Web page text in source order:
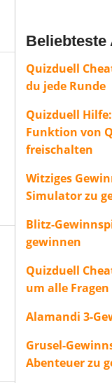
Beliebteste
Quizduell
du jede Runde
Quizduell
Funktion von
freischalten
Witziges
Simulator zu
Blitz-
gewinnen
Quizduell
um alle
Alamandi 3-
Grusel-
Abenteuer zu